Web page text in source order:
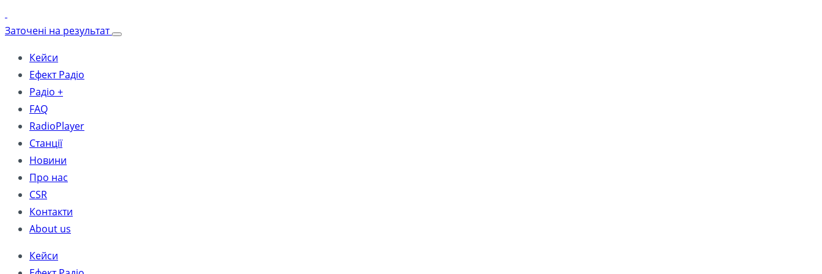
Заточені на результат
Кейси
Ефект Радіо
Радіо +
FAQ
RadioPlayer
Станції
Новини
Про нас
CSR
Контакти
About us
Кейси